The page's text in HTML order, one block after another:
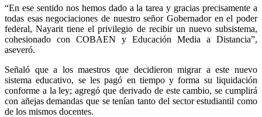
“En ese sentido nos hemos dado a la tarea y gracias precisamente a
todas esas negociaciones de nuestro señor Gobernador en el poder
federal, Nayarit tiene el privilegio de recibir un nuevo subsistema,
cohesionado con COBAEN y Educación Media a Distancia”,
aseveró.
Señaló que a los maestros que decidieron migrar a este nuevo
sistema educativo, se les pagó en tiempo y forma su liquidación
conforme a la ley; agregó que derivado de este cambio, se cumplirá
con añejas demandas que se tenían tanto del sector estudiantil como
de los mismos docentes.